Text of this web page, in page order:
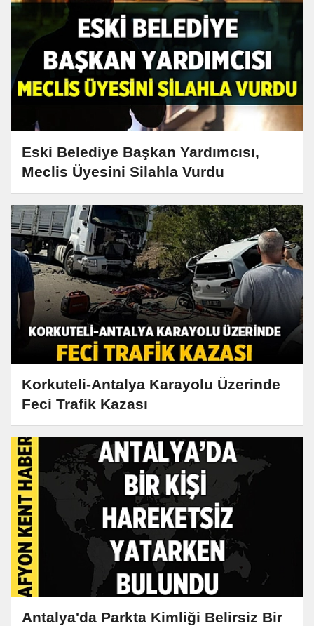
Eski Belediye Başkan Yardımcısı,
Meclis Üyesini Silahla Vurdu
Korkuteli-Antalya Karayolu Üzerinde
Feci Trafik Kazası
Antalya'da Parkta Kimliği Belirsiz Bir